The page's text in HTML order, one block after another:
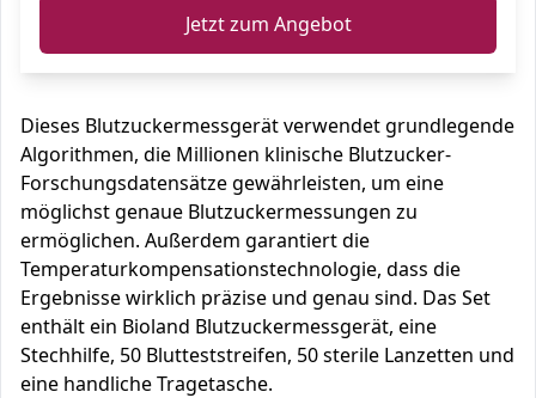
Jetzt zum Angebot
Dieses Blutzuckermessgerät verwendet grundlegende
Algorithmen, die Millionen klinische Blutzucker-
Forschungsdatensätze gewährleisten, um eine
möglichst genaue Blutzuckermessungen zu
ermöglichen. Außerdem garantiert die
Temperaturkompensationstechnologie, dass die
Ergebnisse wirklich präzise und genau sind. Das Set
enthält ein Bioland Blutzuckermessgerät, eine
Stechhilfe, 50 Blutteststreifen, 50 sterile Lanzetten und
eine handliche Tragetasche.